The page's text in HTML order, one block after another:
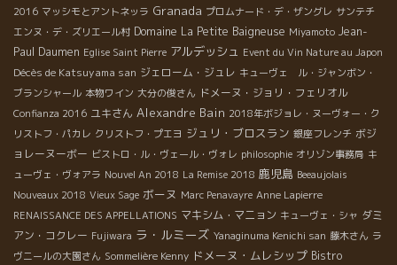
2016 マッシモとアントネッラ Granada プロムナード・デ・ザングレ サンテチ
エンヌ・デ・ズリエール村 Domaine La Petite Baigneuse Miyamoto Jean-
Paul Daumen Eglise Saint Pierre アルデッシュ Event du Vin Nature au Japon
Décès de Katsuyama san ジェローム・ジュレ キューヴェ ル・ジャンボン・
ブランシャール 本物ワイン 大分の俊さん ドメーヌ・ジョリ・フェリオル
Confianza 2016 ユキさん Alexandre Bain 2018年ボジョレ・ヌーヴォー・ク
リストフ・パカレ クリストフ・プエヨ ジュリ・ブロスラン 銀座フレンチ ボジ
ョレーヌーボー ビストロ・ル・ヴェール・ヴォレ philosophie オリゾン事務局 キ
ューヴェ・ヴォアラ Nouvel An 2018 La Remise 2018 鹿児島 Beeaujolais
Nouveaux 2018 Vieux Sage ボーヌ Marc Penavayre Anne Lapierre
RENAISSANCE DES APPELLATIONS マキシム・マニョン キューヴェ・シャ ダミ
アン・コクレー Fujiwara ラ・ルミーズ Yanaginuma Kenichi san 藤木さん ラ
ヴニールの大園さん Sommelière Kenny ドメーヌ・ムレシップ Bistro